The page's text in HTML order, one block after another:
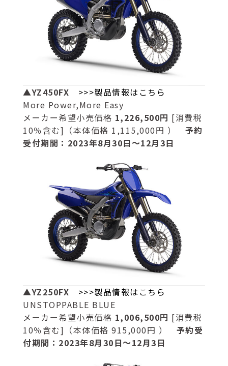
▲YZ450FX
>>>製品情報はこちら
More Power,More Easy
メーカー希望小売価格 1,226,500円 [消費税
10％含む]（本体価格 1,115,000円 ） 予約
受付期間：2023年8月30日～12月3日
▲YZ250FX
>>>製品情報はこちら
UNSTOPPABLE BLUE
メーカー希望小売価格 1,006,500円 [消費税
10％含む]（本体価格 915,000円 ） 予約受
付期間：2023年8月30日～12月3日